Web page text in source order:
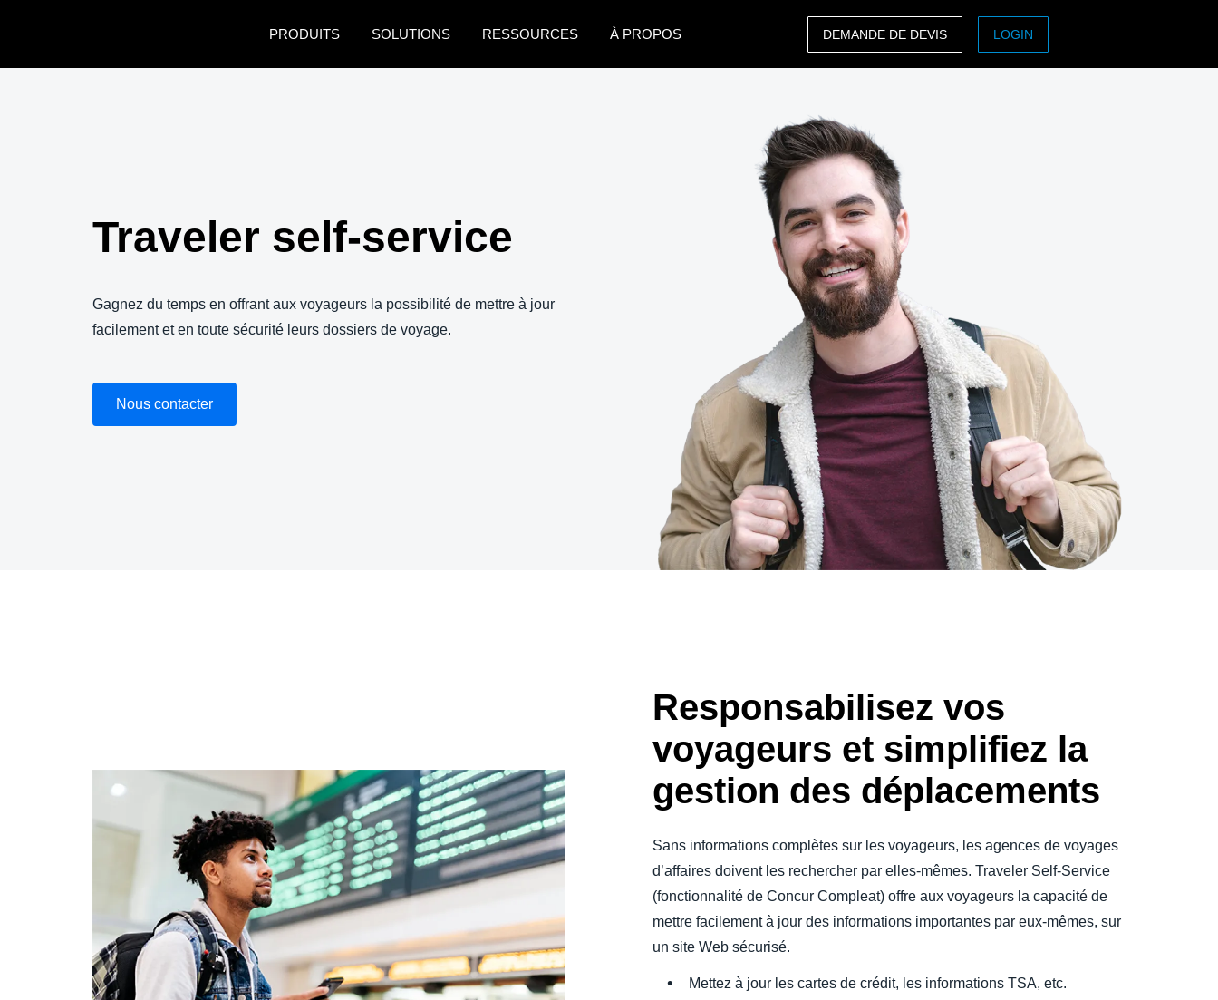
PRODUITS
SOLUTIONS RESSOURCES À PROPOS
México (Español)
United Kingdom (English)
France (Français)
Deutschland (Deutsch)
Nederlands (English)
Denmark (English)
Finland (English)
Belgium (English)
España (Español)
Norway (English)
India (English)
日本（日本語)
Singapore (English)
DEMANDE DE DEVIS LOGIN
Traveler self-service
Gagnez du temps en offrant aux voyageurs la possibilité de mettre à jour
facilement et en toute sécurité leurs dossiers de voyage.
Nous contacter
Responsabilisez vos
voyageurs et simplifiez la
gestion des déplacements
Sans informations complètes sur les voyageurs, les agences de voyages
d’affaires doivent les rechercher par elles-mêmes. Traveler Self-Service
(fonctionnalité de Concur Compleat) offre aux voyageurs la capacité de
mettre facilement à jour des informations importantes par eux-mêmes, sur
un site Web sécurisé.
Mettez à jour les cartes de crédit, les informations TSA, etc.